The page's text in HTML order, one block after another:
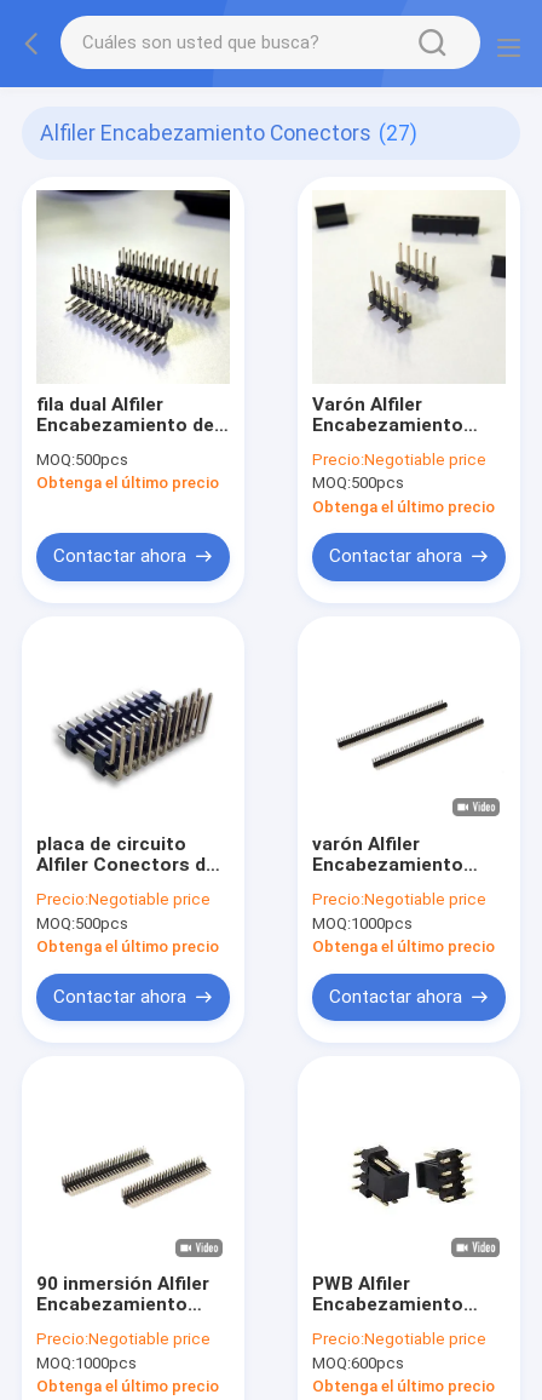
Alfiler Encabezamiento Conectors (27)
fila dual Alfiler
Encabezamiento de
MOQ:500pcs
Obtenga el último precio
Contactar ahora
Varón Alfiler
Encabezamiento
Precio:Negotiable price
MOQ:500pcs
Obtenga el último precio
Contactar ahora
placa de circuito
Alfiler Conectors de
Precio:Negotiable price
MOQ:500pcs
Obtenga el último precio
Contactar ahora
varón Alfiler
Encabezamiento
Angle de la echada de
1.27m m para la
placa de circuito
Precio:Negotiable price
MOQ:1000pcs
Obtenga el último precio
Contactar ahora
90 inmersión Alfiler
Encabezamiento
Row ROHS del PWB
de la echada del
grado 1.27m m
Precio:Negotiable price
MOQ:1000pcs
Obtenga el último precio
PWB Alfiler
Encabezamiento
Row SMD del varón
de la echada de
2.54m m con el
Precio:Negotiable price
MOQ:600pcs
Obtenga el último precio